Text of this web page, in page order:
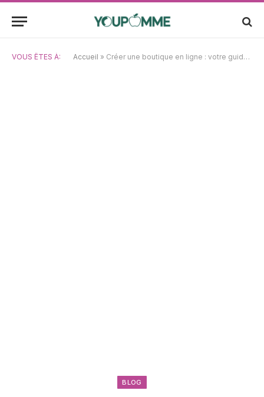
VOUS ÊTES À: Accueil » Créer une boutique en ligne : votre guide pour réussir votre site e-commerce
BLOG